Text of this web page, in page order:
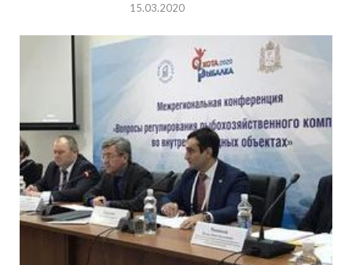
15.03.2020